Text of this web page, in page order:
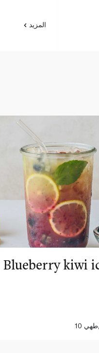
المزيد
Blueberry kiwi
طهي